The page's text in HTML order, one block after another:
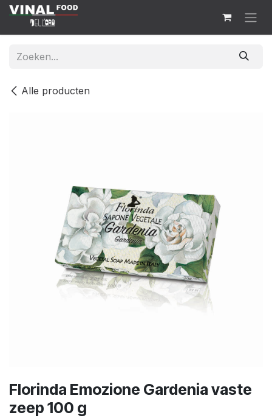
Overslaan naar inhoud
Alle producten
Florinda Emozione Gardenia vaste
zeep 100 g